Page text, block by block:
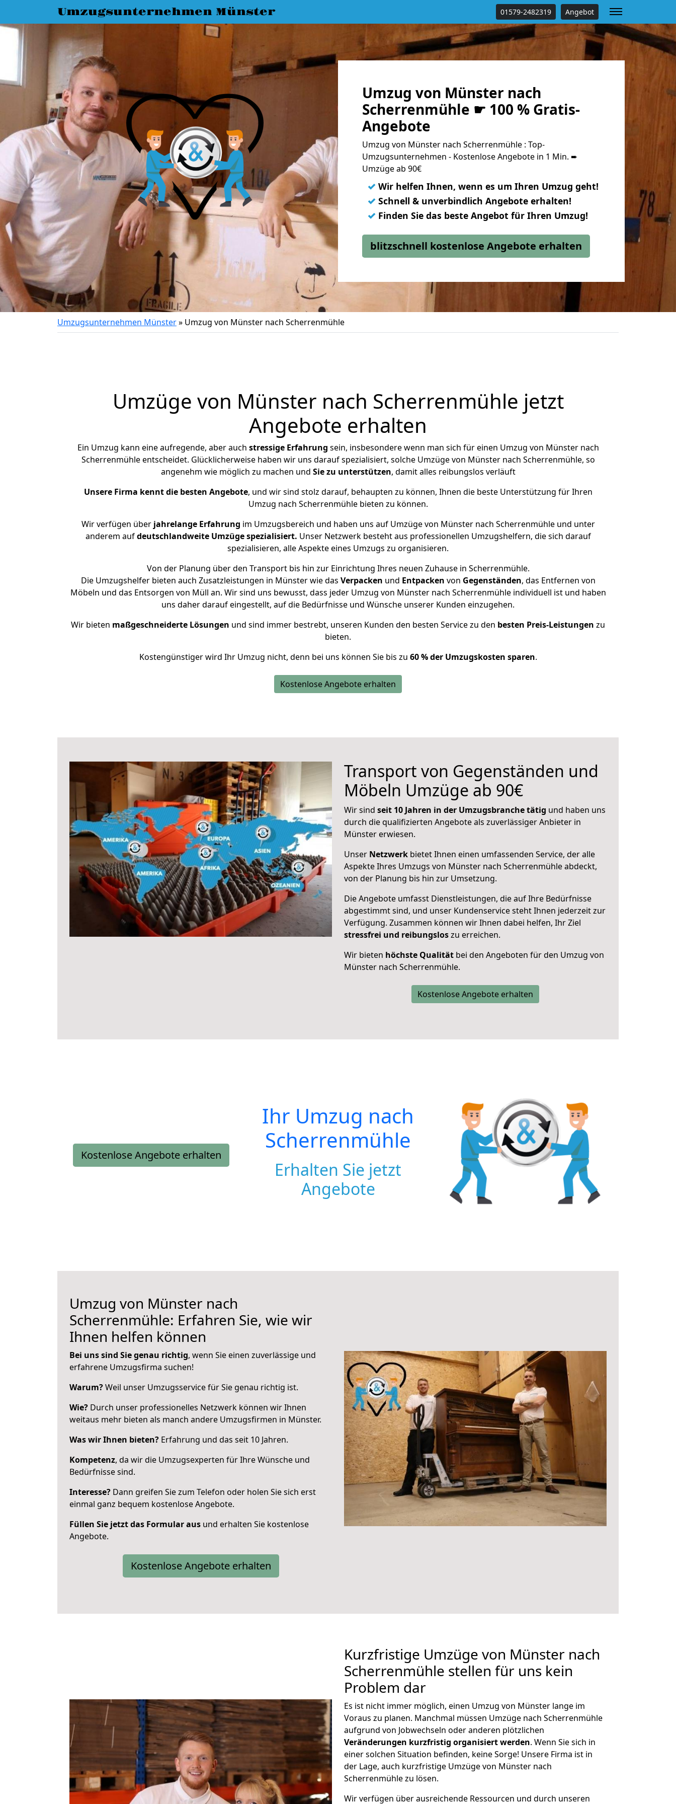
Umzugsunternehmen Münster 01579-2482319 Angebot
Umzug von Münster nach
Scherrenmühle ☛ 100 % Gratis-
Angebote
Umzug von Münster nach Scherrenmühle : Top-
Umzugsunternehmen - Kostenlose Angebote in 1 Min. ➨
Umzüge ab 90€
✓ Wir helfen Ihnen, wenn es um Ihren Umzug geht!
✓ Schnell & unverbindlich Angebote erhalten!
✓ Finden Sie das beste Angebot für Ihren Umzug!
blitzschnell kostenlose Angebote erhalten
Umzugsunternehmen Münster» Umzug von Münster nach Scherrenmühle
Umzüge von Münster nach Scherrenmühle jetzt
Angebote erhalten
Ein Umzug kann eine aufregende, aber auch stressige Erfahrung sein, insbesondere wenn man sich für einen Umzug von Münster nach
Scherrenmühle entscheidet. Glücklicherweise haben wir uns darauf spezialisiert, solche Umzüge von Münster nach Scherrenmühle, so
angenehm wie möglich zu machen und Sie zu unterstützen, damit alles reibungslos verläuft
Unsere Firma kennt die besten Angebote, und wir sind stolz darauf, behaupten zu können, Ihnen die beste Unterstützung für Ihren
Umzug nach Scherrenmühle bieten zu können.
Wir verfügen überjahrelange Erfahrung im Umzugsbereich und haben uns auf Umzüge von Münster nach Scherrenmühle und unter
anderem aufdeutschlandweite Umzüge spezialisiert. Unser Netzwerk besteht aus professionellen Umzugshelfern, die sich darauf
spezialisieren, alle Aspekte eines Umzugs zu organisieren.
Von der Planung über den Transport bis hin zur Einrichtung Ihres neuen Zuhause in Scherrenmühle.
Die Umzugshelfer bieten auch Zusatzleistungen in Münster wie das Verpacken und Entpacken von Gegenständen, das Entfernen von
Möbeln und das Entsorgen von Müll an. Wir sind uns bewusst, dass jeder Umzug von Münster nach Scherrenmühle individuell ist und haben
uns daher darauf eingestellt, auf die Bedürfnisse und Wünsche unserer Kunden einzugehen.
Wir bieten maßgeschneiderte Lösungen und sind immer bestrebt, unseren Kunden den besten Service zu den besten Preis-Leistungen zu
bieten.
Kostengünstiger wird Ihr Umzug nicht, denn bei uns können Sie bis zu 60 % der Umzugskosten sparen.
Kostenlose Angebote erhalten
Transport von Gegenständen und
Möbeln Umzüge ab 90€
Wir sind seit 10 Jahren in der Umzugsbranche tätig und haben uns
durch die qualifizierten Angebote als zuverlässiger Anbieter in
Münster erwiesen.
Unser Netzwerk bietet Ihnen einen umfassenden Service, der alle
Aspekte Ihres Umzugs von Münster nach Scherrenmühle abdeckt,
von der Planung bis hin zur Umsetzung.
Die Angebote umfasst Dienstleistungen, die auf Ihre Bedürfnisse
abgestimmt sind, und unser Kundenservice steht Ihnen jederzeit zur
Verfügung. Zusammen können wir Ihnen dabei helfen, Ihr Ziel
stressfrei und reibungsloszu erreichen.
Wir bieten höchste Qualität bei den Angeboten für den Umzug von
Münster nach Scherrenmühle.
Kostenlose Angebote erhalten
Kostenlose Angebote erhalten
Ihr Umzug nach
Scherrenmühle
Erhalten Sie jetzt
Angebote
Umzug von Münster nach
Scherrenmühle: Erfahren Sie, wie wir
Ihnen helfen können
Bei uns sind Sie genau richtig, wenn Sie einen zuverlässige und
erfahrene Umzugsfirma suchen!
Warum?Weil unser Umzugsservice für Sie genau richtig ist.
Wie? Durch unser professionelles Netzwerk können wir Ihnen
weitaus mehr bieten als manch andere Umzugsfirmen in Münster.
Was wir Ihnen bieten? Erfahrung und das seit 10 Jahren.
Kompetenz, da wir die Umzugsexperten für Ihre Wünsche und
Bedürfnisse sind.
Interesse? Dann greifen Sie zum Telefon oder holen Sie sich erst
einmal ganz bequem kostenlose Angebote.
Füllen Sie jetzt das Formular aus und erhalten Sie kostenlose
Angebote.
Kostenlose Angebote erhalten
Kurzfristige Umzüge von Münster nach
Scherrenmühle stellen für uns kein
Problem dar
Es ist nicht immer möglich, einen Umzug von Münster lange im
Voraus zu planen. Manchmal müssen Umzüge nach Scherrenmühle
aufgrund von Jobwechseln oder anderen plötzlichen
Veränderungen kurzfristig organisiert werden. Wenn Sie sich in
einer solchen Situation befinden, keine Sorge! Unsere Firma ist in
der Lage, auch kurzfristige Umzüge von Münster nach
Scherrenmühle zu lösen.
Wir verfügen über ausreichende Ressourcen und durch unseren